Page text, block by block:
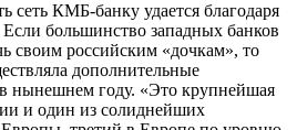
сеть КМБ-банку удается благодаря
большинство западных банков
своим российским «дочкам», то
дополнительные
нынешнем году. «Это крупнейшая
и один из солиднейших